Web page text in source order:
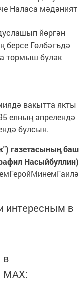
Наласа мәдәният
йөргән
Гөлбәгъдә
тормыш бүләк
вакытта якты
елның апрелендә
булсын.
газетасының баш
Насыйбуллин)
интересным в
в
MАХ: